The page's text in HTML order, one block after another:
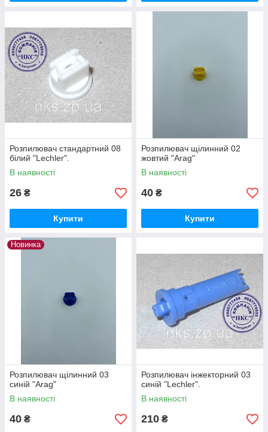
Розпилювач стандартний 08
білий "Lechler".
В наявності
26 ₴
Купити
Розпилювач щілинний 02
жовтий "Arag"
В наявності
40 ₴
Купити
Новинка
Розпилювач щілинний 03
синій "Arag"
В наявності
40 ₴
Розпилювач інжекторний 03
синій "Lechler".
В наявності
210 ₴